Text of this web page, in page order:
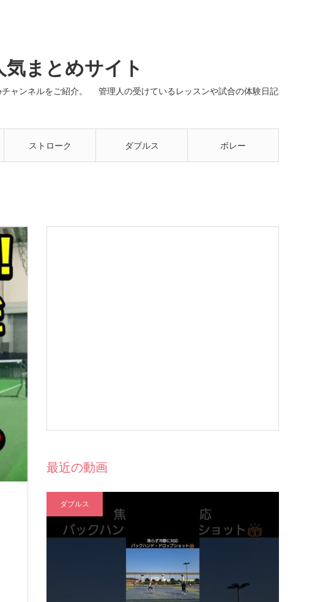
まとめサイト
ャンネルをご紹介。 管理人の受けているレッスンや試合の体験日記
ストローク ダブルス ボレー
最近の動画
ダブルス